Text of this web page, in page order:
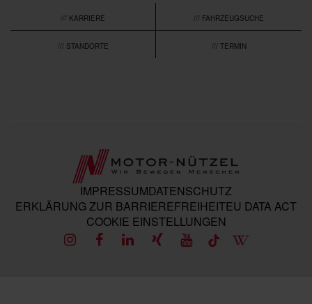
/// KARRIERE /// FAHRZEUGSUCHE
/// STANDORTE /// TERMIN
IMPRESSUMDATENSCHUTZ
ERKLÄRUNG ZUR BARRIEREFREIHEITEU DATA ACT
COOKIE EINSTELLUNGEN